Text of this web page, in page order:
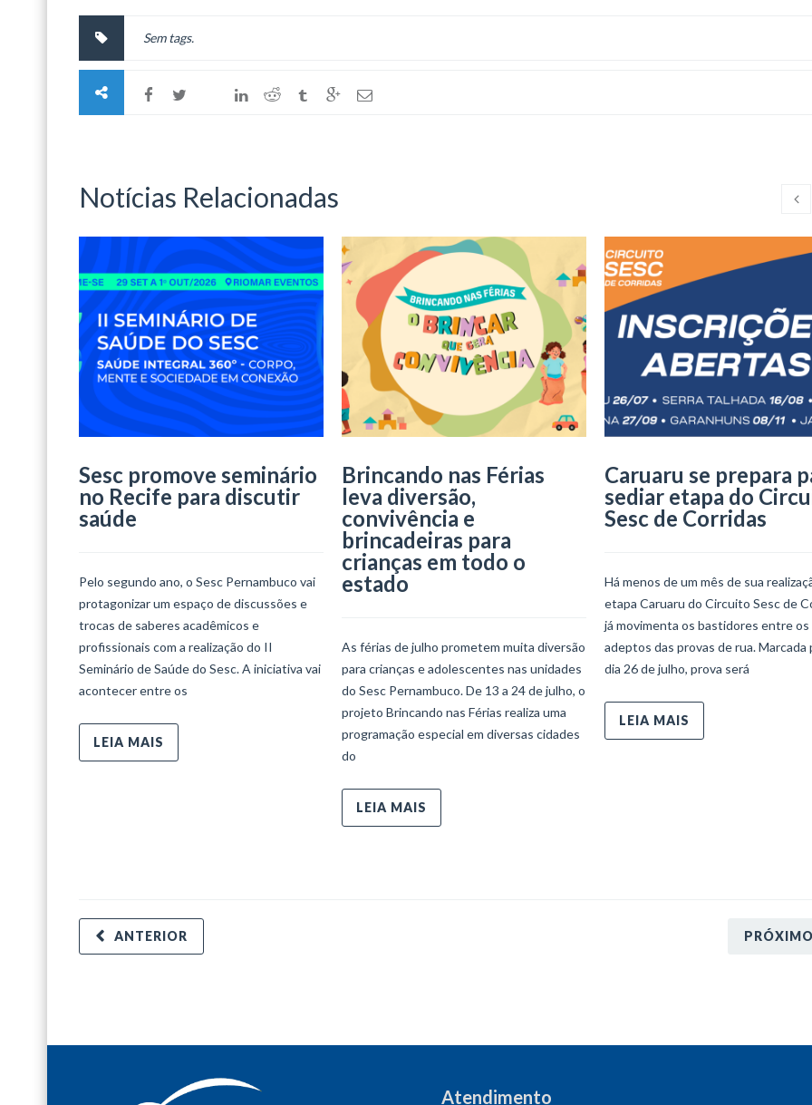
Sem tags.
Notícias Relacionadas
Sesc promove seminário
no Recife para discutir
saúde
Pelo segundo ano, o Sesc Pernambuco vai
protagonizar um espaço de discussões e
trocas de saberes acadêmicos e
profissionais com a realização do II
Seminário de Saúde do Sesc. A iniciativa vai
acontecer entre os
LEIA MAIS
Brincando nas Férias
leva diversão,
convivência e
brincadeiras para
crianças em todo o
estado
As férias de julho prometem muita diversão
para crianças e adolescentes nas unidades
do Sesc Pernambuco. De 13 a 24 de julho, o
projeto Brincando nas Férias realiza uma
programação especial em diversas cidades
do
LEIA MAIS
Caruaru se prepara
sediar etapa do
Sesc de Corridas
Há menos de um mês de sua
etapa Caruaru do Circuito Sesc de
já movimenta os bastidores entre os
adeptos das provas de rua. Marcada
dia 26 de julho, prova será
LEIA MAIS
PRÓXIMO
ANTERIOR
Atendimento